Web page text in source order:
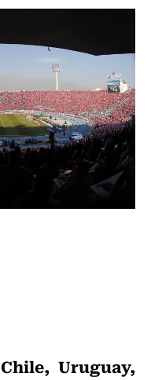
Chile, Uruguay,